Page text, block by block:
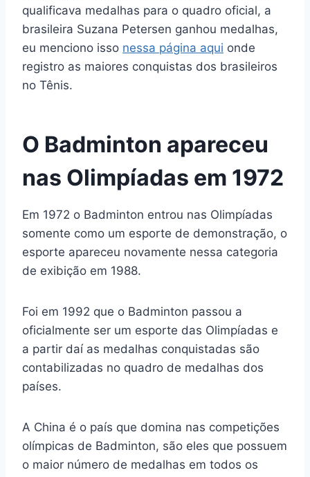
qualificava medalhas para o quadro oficial, a
brasileira Suzana Petersen ganhou medalhas,
eu menciono isso nessa página aqui onde
registro as maiores conquistas dos brasileiros
no Tênis.
O Badminton apareceu
nas Olimpíadas em 1972
Em 1972 o Badminton entrou nas Olimpíadas
somente como um esporte de demonstração, o
esporte apareceu novamente nessa categoria
de exibição em 1988.
Foi em 1992 que o Badminton passou a
oficialmente ser um esporte das Olimpíadas e
a partir daí as medalhas conquistadas são
contabilizadas no quadro de medalhas dos
países.
A China é o país que domina nas competições
olímpicas de Badminton, são eles que possuem
o maior número de medalhas em todos os